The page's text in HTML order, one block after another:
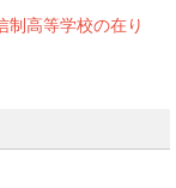
制高等学校の在り